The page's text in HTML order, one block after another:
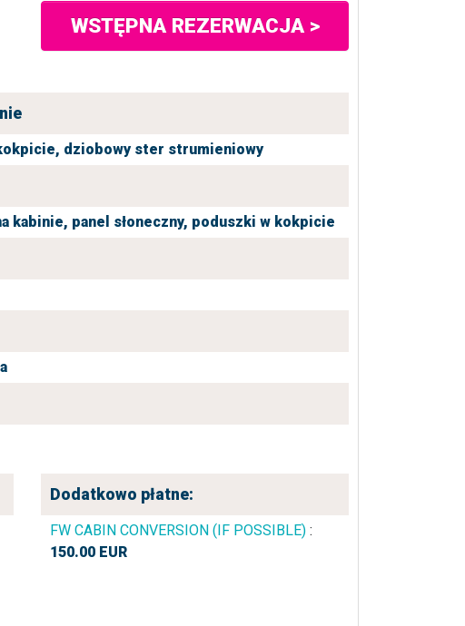
WSTĘPNA REZERWACJA >
dziobowy ster strumieniowy
kabinie, panel słoneczny, poduszki w kokpicie
Dodatkowo płatne:
FW CABIN CONVERSION (IF POSSIBLE) :
150.00 EUR